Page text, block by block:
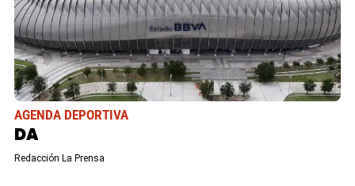
AGENDA DEPORTIVA
DA
Redacción La Prensa